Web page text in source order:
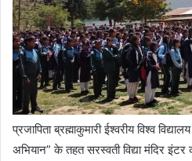
प्रजापिता ब्रह्माकुमारी ईश्वरीय विश्व
अभियान” के तहत सरस्वती विद्या मंदिर